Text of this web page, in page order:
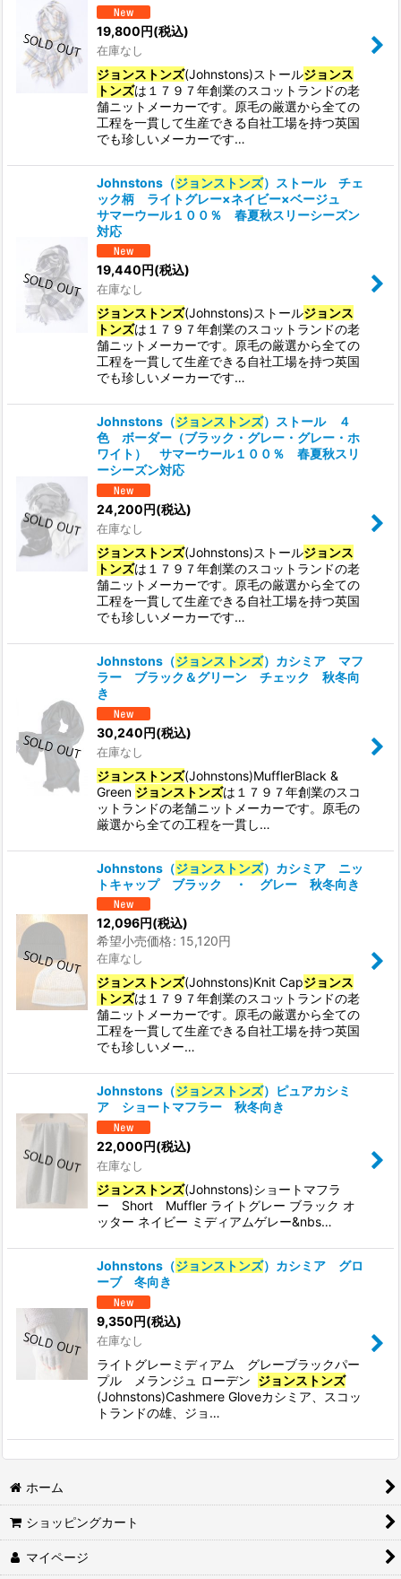
19,800円(税込)
在庫なし
ジョンストンズ(Johnstons)ストールジョンス
トンズは１７９７年創業のスコットランドの老
舗ニットメーカーです。原毛の厳選から全ての
工程を一貫して生産できる自社工場を持つ英国
でも珍しいメーカーです…
Johnstons（ジョンストンズ）ストール チェ
ック柄 ライトグレー×ネイビー×ベージュ
サマーウール１００％ 春夏秋スリーシーズン
対応
19,440円(税込)
在庫なし
ジョンストンズ(Johnstons)ストールジョンス
トンズは１７９７年創業のスコットランドの老
舗ニットメーカーです。原毛の厳選から全ての
工程を一貫して生産できる自社工場を持つ英国
でも珍しいメーカーです…
Johnstons（ジョンストンズ）ストール ４
色 ボーダー（ブラック・グレー・グレー・ホ
ワイト） サマーウール１００％ 春夏秋スリ
ーシーズン対応
24,200円(税込)
在庫なし
ジョンストンズ(Johnstons)ストールジョンス
トンズは１７９７年創業のスコットランドの老
舗ニットメーカーです。原毛の厳選から全ての
工程を一貫して生産できる自社工場を持つ英国
でも珍しいメーカーです…
Johnstons（ジョンストンズ）カシミア マフ
ラー ブラック＆グリーン チェック 秋冬向
き
30,240円(税込)
在庫なし
ジョンストンズ(Johnstons)MufflerBlack &
Green ジョンストンズは１７９７年創業のスコ
ットランドの老舗ニットメーカーです。原毛の
厳選から全ての工程を一貫し…
Johnstons（ジョンストンズ）カシミア ニッ
トキャップ ブラック ・ グレー 秋冬向き
12,096円(税込)
希望小売価格: 15,120円
在庫なし
ジョンストンズ(Johnstons)Knit Capジョンス
トンズは１７９７年創業のスコットランドの老
舗ニットメーカーです。原毛の厳選から全ての
工程を一貫して生産できる自社工場を持つ英国
でも珍しいメー…
Johnstons（ジョンストンズ）ピュアカシミ
ア ショートマフラー 秋冬向き
22,000円(税込)
在庫なし
ジョンストンズ(Johnstons)ショートマフラ
ー Short Muffler ライトグレー ブラック オ
ッター ネイビー ミディアムゲレー&nbs…
Johnstons（ジョンストンズ）カシミア グロ
ーブ 冬向き
9,350円(税込)
在庫なし
ライトグレーミディアム グレーブラックパー
プル メランジュ ローデン ジョンストンズ
(Johnstons)Cashmere Gloveカシミア、スコッ
トランドの雄、ジョ…
ホーム
ショッピングカート
マイページ